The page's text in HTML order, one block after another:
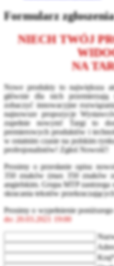
Formularz
NIECH TWÓJ
NA
Nowe produkty to największa
głównie dla nich
zobaczyć innowacyjne
najnowsze propozycje
zupełnie nowym! Targi to
premierowych produktów i
w ostatnim czasie na polskim
profesjonalistów! Zgłoś Nowość!
Prosimy o przesłanie opisu
350 znaków (max 350 znaków
angielskim. Grupa MTP
skracania tekstów
Prosimy o wypełnienie
do: 20.03.2021 19:00